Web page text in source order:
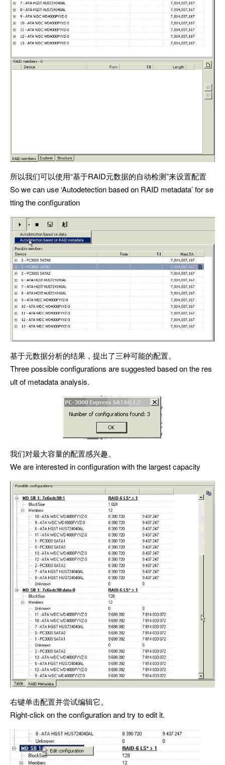
所以我们可以使用“基于RAID元数据的自动检测”来设置配置
So we can use ‘Autodetection based on RAID metadata’ for se
tting the configuration
基于元数据分析的结果，提出了三种可能的配置。
Three possible configurations are suggested based on the res
ult of metadata analysis.
我们对最大容量的配置感兴趣。
We are interested in configuration with the largest capacity
右键单击配置并尝试编辑它。
Right-click on the configuration and try to edit it.